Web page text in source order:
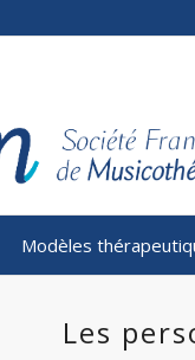
Modèles
Les